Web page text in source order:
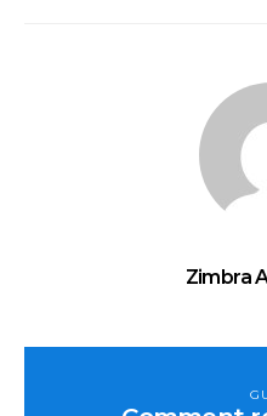
Zimbra